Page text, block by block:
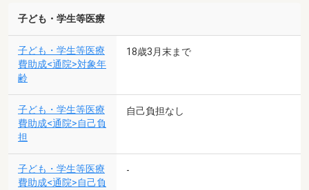
子ども・学生等医療
子ども・学生等医療
費助成<通院>対象年
齢
18歳3月末まで
子ども・学生等医療
費助成<通院>自己負
担
自己負担なし
子ども・学生等医療
費助成<通院>自己負
-